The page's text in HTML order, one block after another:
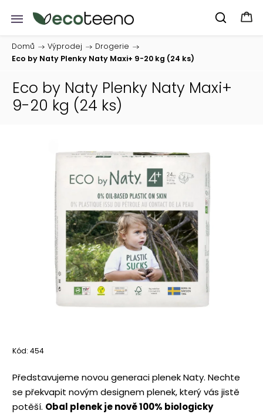
Domů / Výprodej / Drogerie /
Eco by Naty Plenky Naty Maxi+ 9-20 kg (24 ks)
Eco by Naty Plenky Naty Maxi+
9-20 kg (24 ks)
Kód: 454
Představujeme novou generaci plenek Naty. Nechte
se překvapit novým designem plenek, který vás jistě
potěší. Obal plenek je nově 100% biologicky